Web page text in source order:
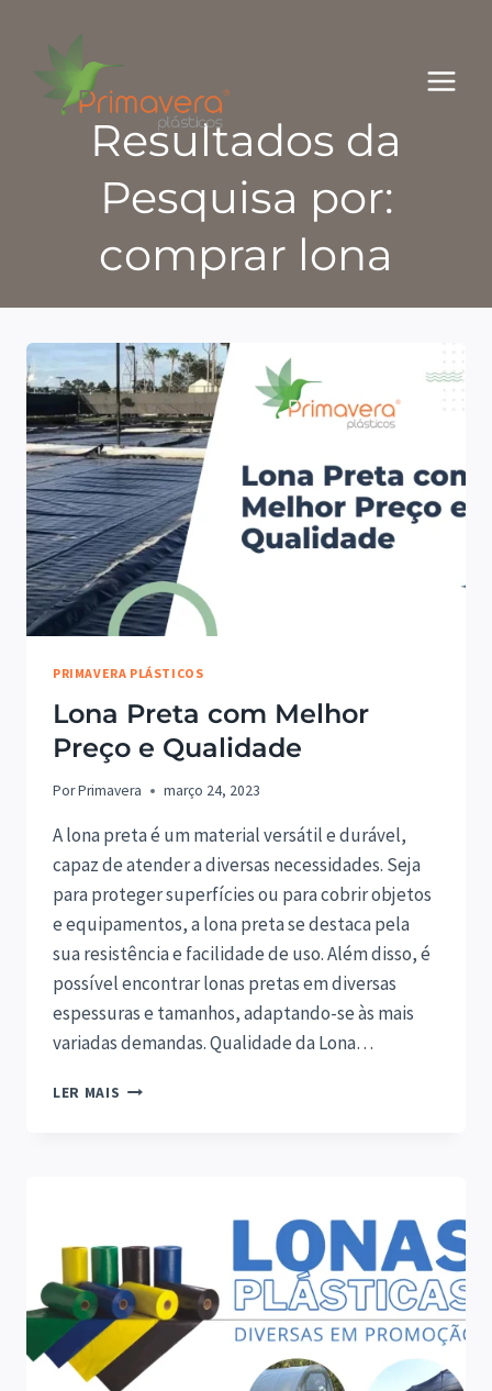
Conteúdo
Resultados da
Pesquisa por:
comprar lona
PRIMAVERA PLÁSTICOS
Lona Preta com Melhor
Preço e Qualidade
PorPrimavera março 24, 2023
A lona preta é um material versátil e durável,
capaz de atender a diversas necessidades. Seja
para proteger superfícies ou para cobrir objetos
e equipamentos, a lona preta se destaca pela
sua resistência e facilidade de uso. Além disso, é
possível encontrar lonas pretas em diversas
espessuras e tamanhos, adaptando-se às mais
variadas demandas. Qualidade da Lona…
LER MAIS LONA